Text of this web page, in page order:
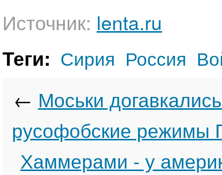
Источник: lenta.ru
Теги: Сирия Россия
← Моськи
русофобские режимы
Хаммерами - у